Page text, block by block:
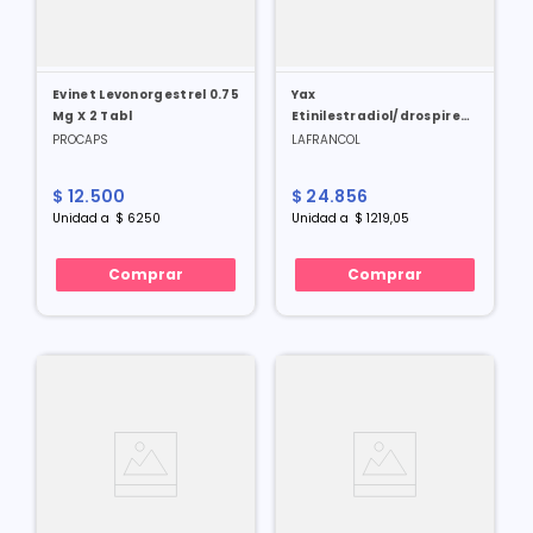
Evinet Levonorgestrel 0.75
Mg X 2 Tabl
PROCAPS
$ 12.500
Unidad a $ 6250
Comprar
Yax
Etinilestradiol/drospirenona
3/0.03 Mg X 21 Tabl
LAFRANCOL
$ 24.856
Unidad a $ 1219,05
Comprar